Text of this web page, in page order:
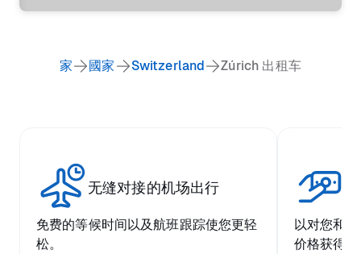
家 國家 Switzerland Zúrich 出租车
无缝对接的机场出行
免费的等候时间以及航班跟踪使您更轻
松。
以对您和
价格获得